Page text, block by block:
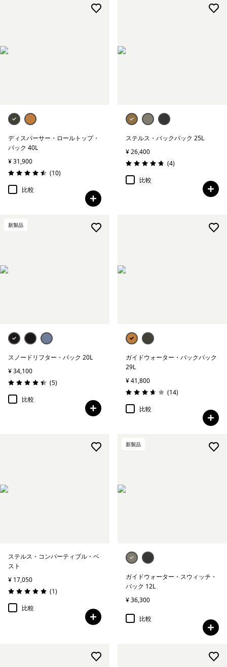
ディスパーサー・ロールトップ・
パック 40L
¥ 31,900
評価: 4.5 / 5
(10レビュー
)
比較
ステルス・バックパック 25L
¥ 26,400
評価: 4.8 / 5
(4レビュー
)
比較
新製品
スノードリフター・パック 20L
¥ 34,100
評価: 4.4 / 5
(5レビュー
)
比較
ガイドウォーター・バックパック
29L
¥ 41,800
評価: 3.7 / 5
(14レビュー
)
比較
ステルス・コンバーティブル・ベ
スト
¥ 17,050
評価: 5.0 / 5
(1レビュー
)
比較
新製品
ガイドウォーター・スウィッチ・
パック 12L
¥ 36,300
比較